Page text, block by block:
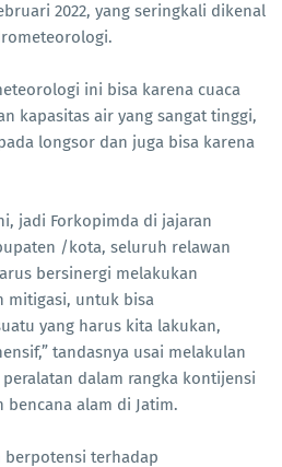
2022, yang seringkali dikenal
ini bisa karena cuaca
kapasitas air yang sangat tinggi,
longsor dan juga bisa karena
jadi Forkopimda di jajaran
/kota, seluruh relawan
bersinergi melakukan
mitigasi, untuk bisa
yang harus kita lakukan,
tandasnya usai melakulan
dalam rangka kontijensi
bencana alam di Jatim.
berpotensi terhadap